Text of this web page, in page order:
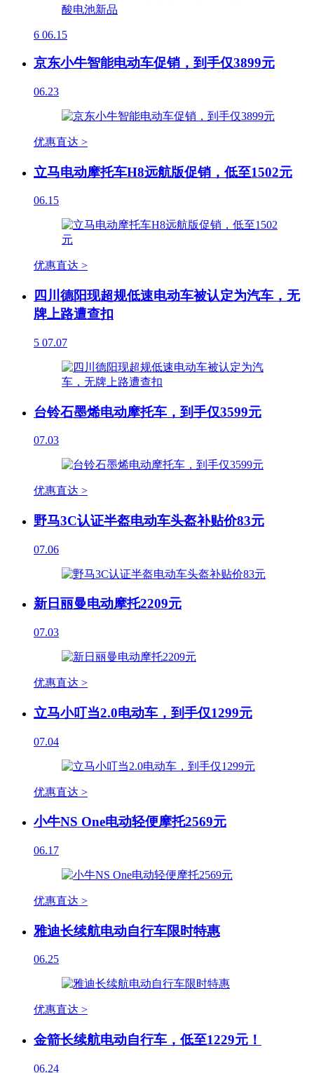
6 06.15
京东小牛智能电动车促销，到手仅3899元
06.23
优惠直达 >
立马电动摩托车H8远航版促销，低至1502元
06.15
优惠直达 >
四川德阳现超规低速电动车被认定为汽车，无
牌上路遭查扣
5 07.07
台铃石墨烯电动摩托车，到手仅3599元
07.03
优惠直达 >
野马3C认证半盔电动车头盔补贴价83元
07.06
新日丽曼电动摩托2209元
07.03
优惠直达 >
立马小叮当2.0电动车，到手仅1299元
07.04
优惠直达 >
小牛NS One电动轻便摩托2569元
06.17
优惠直达 >
雅迪长续航电动自行车限时特惠
06.25
优惠直达 >
金箭长续航电动自行车，低至1229元！
06.24